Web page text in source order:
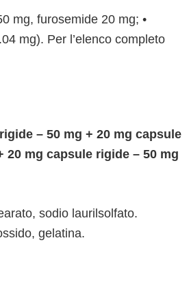
mg, furosemide 20 mg; •
mg). Per l’elenco completo
– 50 mg + 20 mg capsule
20 mg capsule rigide – 50 mg
sodio laurilsolfato.
gelatina.